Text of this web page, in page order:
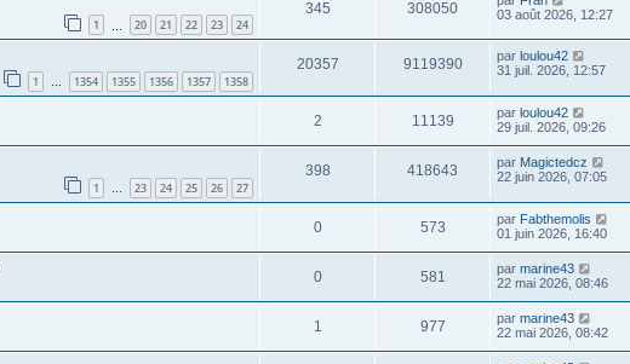
1 20 21 22 23 24
345 308050
03 août 2026, 12:27
1 … 1354 1355 1356 1357 1358
20357 9119390 par loulou42
31 juil. 2026, 12:57
2 11139 par loulou42
29 juil. 2026, 09:26
1 … 23 24 25 26 27
398 418643 par Magictedcz
22 juin 2026, 07:05
0 573 par Fabthemolis
01 juin 2026, 16:40
0 581 par marine43
22 mai 2026, 08:46
1 977 par marine43
22 mai 2026, 08:42